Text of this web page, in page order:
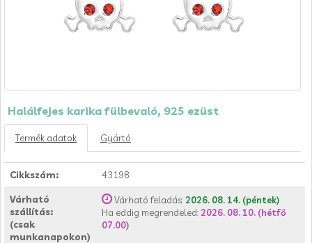
Halálfejes karika fülbevaló, 925 ezüst
Termék adatok Gyártó
Cikkszám: 43198
Várható
szállítás:
(csak
munkanapokon)
Várható feladás: 2026. 08. 14. (péntek)
Ha eddig megrendeled: 2026. 08. 10. (hétfő
07.00)